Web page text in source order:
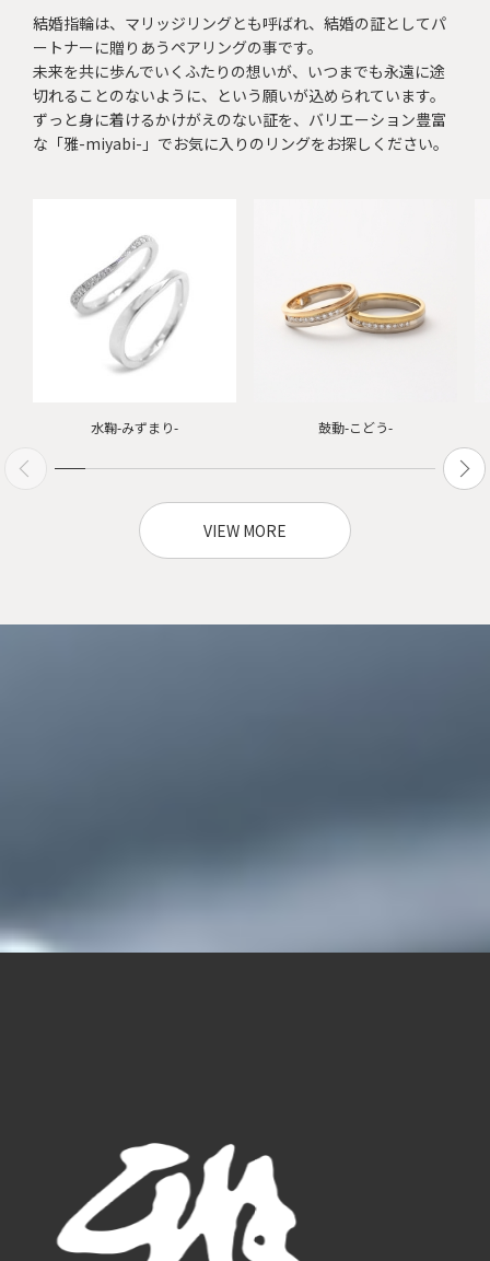
結婚指輪は、マリッジリングとも呼ばれ、結婚の証としてパ
ートナーに贈りあうペアリングの事です。
未来を共に歩んでいくふたりの想いが、いつまでも永遠に途
切れることのないように、という願いが込められています。
ずっと身に着けるかけがえのない証を、バリエーション豊富
な「雅-miyabi-」でお気に入りのリングをお探しください。
水鞠-みずまり- 鼓動-こどう-
VIEW MORE